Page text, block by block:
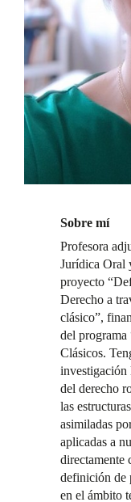
Sobre mí
Profesora
Jurídica Oral
proyecto
Derecho a
clásico”,
del programa
Clásicos.
investigación
del derecho
las
asimiladas
aplicadas a
directamente
definición de
en el ámbito